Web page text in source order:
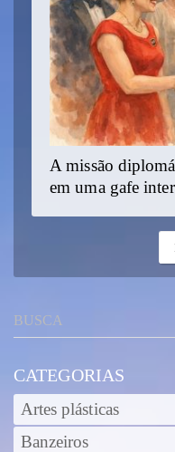
A missão
em uma gafe
CATEGORIAS
Artes plásticas
Banzeiros